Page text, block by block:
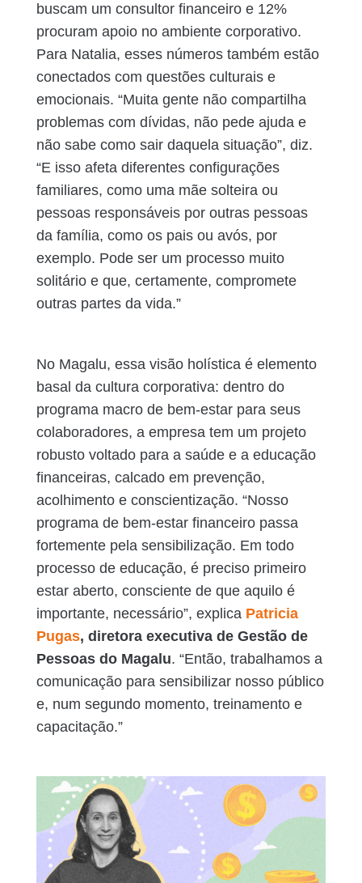
buscam um consultor financeiro e 12%
procuram apoio no ambiente corporativo.
Para Natalia, esses números também estão
conectados com questões culturais e
emocionais. “Muita gente não compartilha
problemas com dívidas, não pede ajuda e
não sabe como sair daquela situação”, diz.
“E isso afeta diferentes configurações
familiares, como uma mãe solteira ou
pessoas responsáveis por outras pessoas
da família, como os pais ou avós, por
exemplo. Pode ser um processo muito
solitário e que, certamente, compromete
outras partes da vida.”
No Magalu, essa visão holística é elemento
basal da cultura corporativa: dentro do
programa macro de bem-estar para seus
colaboradores, a empresa tem um projeto
robusto voltado para a saúde e a educação
financeiras, calcado em prevenção,
acolhimento e conscientização. “Nosso
programa de bem-estar financeiro passa
fortemente pela sensibilização. Em todo
processo de educação, é preciso primeiro
estar aberto, consciente de que aquilo é
importante, necessário”, explica Patricia
Pugas, diretora executiva de Gestão de
Pessoas do Magalu. “Então, trabalhamos a
comunicação para sensibilizar nosso público
e, num segundo momento, treinamento e
capacitação.”